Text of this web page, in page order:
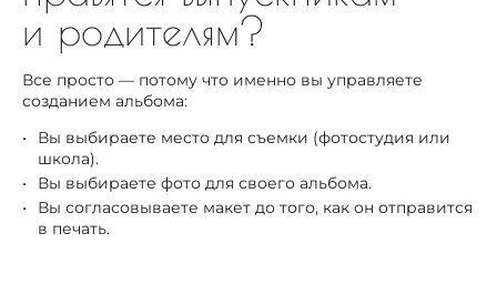
и родителям?
Все просто — потому что именно вы управляете
созданием альбома:
Вы выбираете место для съемки (фотостудия или
школа).
Вы выбираете фото для своего альбома.
Вы согласовываете макет до того, как он отправится
в печать.